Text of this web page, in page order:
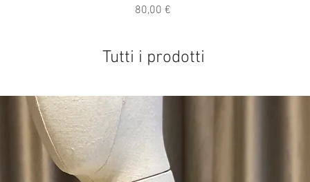
Prezzo
80,00 €
Tutti i prodotti